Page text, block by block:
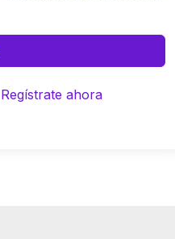
Regístrate ahora